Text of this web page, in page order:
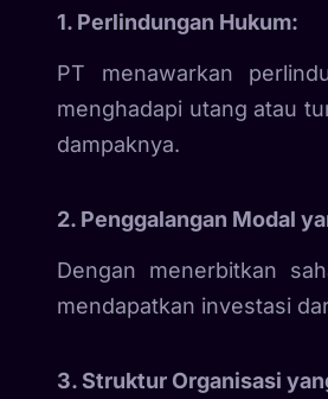
1. Perlindungan Hukum:
PT menawarkan
menghadapi utang atau
dampaknya.
2. Penggalangan Modal
Dengan menerbitkan
mendapatkan investasi
3. Struktur Organisasi